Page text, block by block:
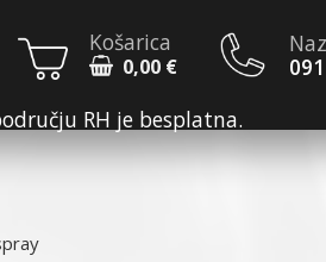
Košarica
0,00 €
RH je besplatna.